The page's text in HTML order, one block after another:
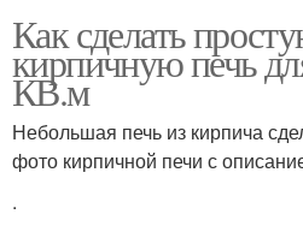
Как сделать
кирпичную печь
КВ.м
Небольшая печь из кирпича
фото кирпичной печи с
.